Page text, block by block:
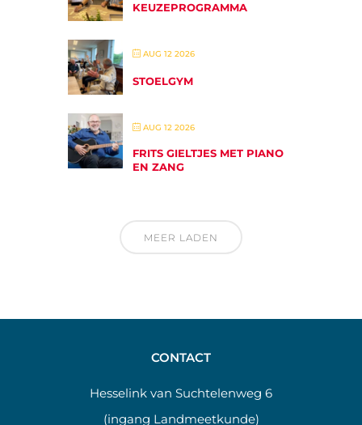
KEUZEPROGRAMMA
AUG 12 2026
STOELGYM
AUG 12 2026
FRITS GIELTJES MET PIANO
EN ZANG
MEER LADEN
CONTACT
Hesselink van Suchtelenweg 6
(ingang Landmeetkunde)